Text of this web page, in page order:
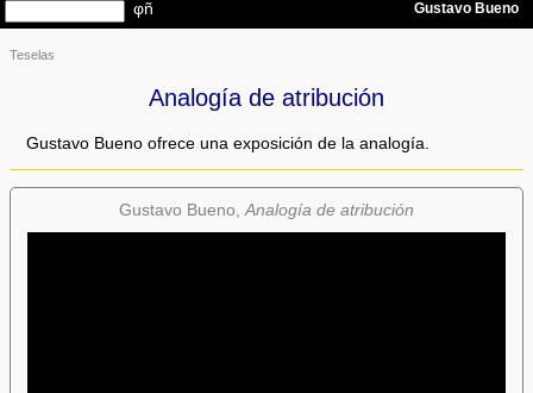
Teselas
Analogía de atribución
Gustavo Bueno ofrece una exposición de la analogía.
Gustavo Bueno, Analogía de atribución